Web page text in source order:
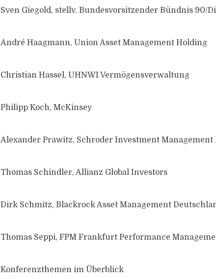
Sven Giegold, stellv. Bundesvorsitzender Bündnis 90/
André Haagmann, Union Asset Management Holding
Christian Hassel, UHNWI Vermögensverwaltung
Philipp Koch, McKinsey
Alexander Prawitz, Schroder Investment Management
Thomas Schindler, Allianz Global Investors
Dirk Schmitz, Blackrock Asset Management
Thomas Seppi, FPM Frankfurt Performance
Konferenzthemen im Überblick